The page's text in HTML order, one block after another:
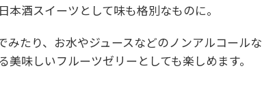
酒スイーツとして味も格別なものに。
みたり、お水やジュースなどのノンアルコールな
味しいフルーツゼリーとしても楽しめます。